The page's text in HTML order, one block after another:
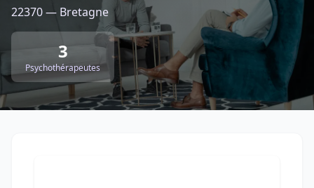
22370 — Bretagne
3
Psychothérapeutes